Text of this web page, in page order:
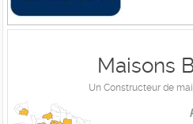
Maisons
Un Constructeur de